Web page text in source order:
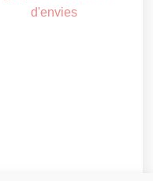
d'envies